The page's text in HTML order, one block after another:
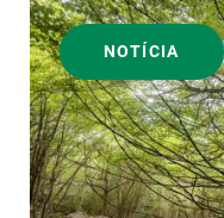
NOTÍCIA